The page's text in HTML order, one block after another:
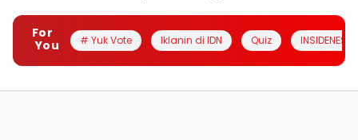
For
You
# Yuk Vote Iklanin di IDN Quiz INSIDENESIA